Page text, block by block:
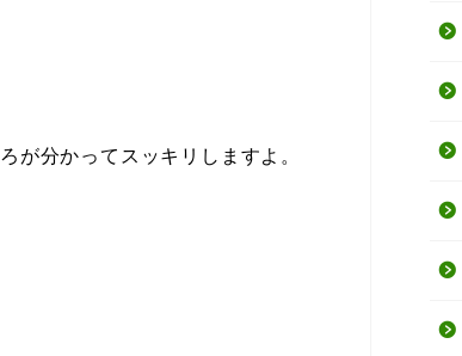
が分かってスッキリしますよ。